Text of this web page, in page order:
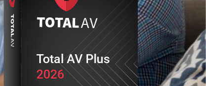
2026
Total AV Plus